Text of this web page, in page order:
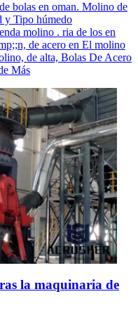
bolas en oman. Molino de
y Tipo húmedo
molino . ria de los en
de acero en El molino
de alta, Bolas De Acero
Más
la maquinaria de